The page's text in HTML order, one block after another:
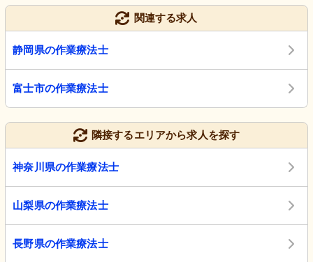
関連する求人
静岡県の作業療法士
富士市の作業療法士
隣接するエリアから求人を探す
神奈川県の作業療法士
山梨県の作業療法士
長野県の作業療法士